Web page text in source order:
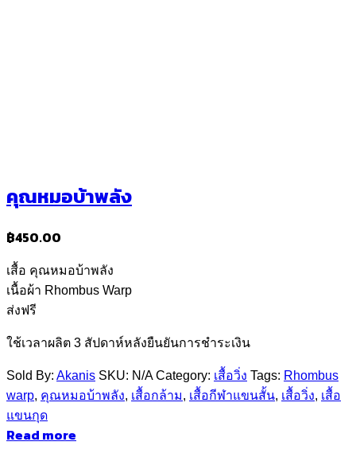
คุณหมอบ้าพลัง
฿450.00
เสื้อ คุณหมอบ้าพลัง
เนื้อผ้า Rhombus Warp
ส่งฟรี
ใช้เวลาผลิต​ 3​ สัปดาห์​หลังยืนยันการชำระเงิน
Sold By: Akanis SKU: N/A Category: เสื้อวิ่ง Tags: Rhombus
warp, คุณหมอบ้าพลัง, เสื้อกล้าม, เสื้อกีฬาแขนสั้น, เสื้อวิ่ง, เสื้อ
แขนกุด
Read more